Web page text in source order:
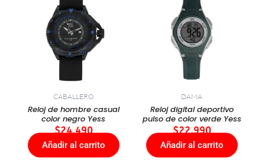
CABALLERO
Reloj de hombre casual
color negro Yess
$24.490
Añadir al carrito
DAMA
Reloj digital deportivo
pulso de color verde Yess
$22.990
Añadir al carrito